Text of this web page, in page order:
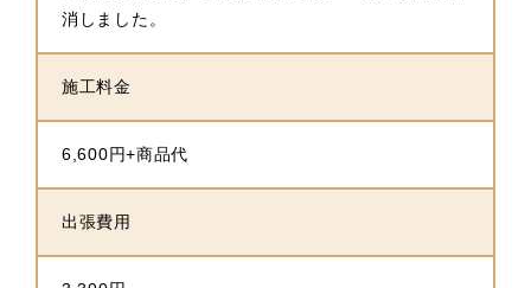
消しました。
施工料金
6,600円+商品代
出張費用